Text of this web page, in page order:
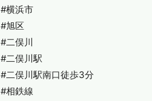
#横浜市
#旭区
#二俣川
#二俣川駅
#二俣川駅南口徒歩3分
#相鉄線